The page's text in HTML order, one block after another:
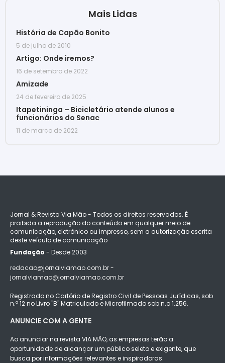
Mais Lidas
História de Capão Bonito
5 de julho de 2010
Artigo: Onde iremos?
16 de setembro de 2022
Amizade
24 de fevereiro de 2025
Itapetininga – Bicicletário atende alunos e
funcionários do Senac
11 de março de 2022
Jornal & Revista Via Mão - Todos os direitos reservados. É
proibida a reprodução do conteúdo em qualquer meio de
comunicação, eletrônico ou impresso, sem a autorização escrita
deste veículo de comunicação
Fundação - Desde 2003
redacao@jornalviamao.com.br -
jornalviamao@jornalviamao.com.br
Registrado no Cartório de Registro Civil de Pessoas Jurídicas, sob
n.º 12 no Livro "B" Matriculado e Microfilmado sob n.o 1.256.
ANUNCIE COM A GENTE
Ao anunciar na revista VIA MÃO, as empresas terão a
oportunidade de alcançar um público seleto e exigente, que
busca por informações relevantes e inspiradoras.